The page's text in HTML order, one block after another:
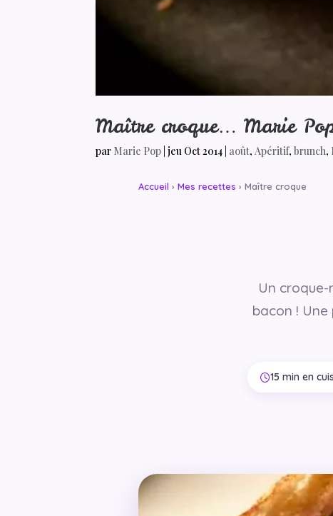
Maître croque… Marie
par Marie Pop |jeu Oct 2014 août,Apéritif,brunch,
Accueil › Mes recettes › Maître croque
Un croque-
bacon !
15 min en